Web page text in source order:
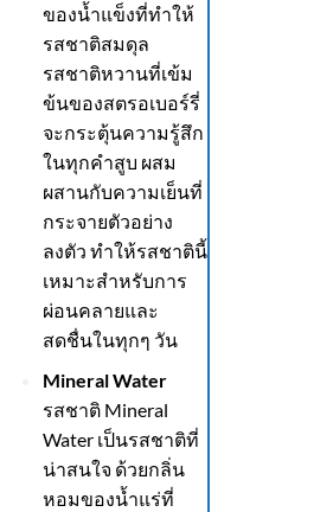
ของน้ำแข็งที่ทำให้
รสชาติสมดุล
รสชาติหวานที่เข้ม
ข้นของสตรอเบอร์รี่
จะกระตุ้นความรู้สึก
ในทุกคำสูบ ผสม
ผสานกับความเย็นที่
กระจายตัวอย่าง
ลงตัว ทำให้รสชาตินี้
เหมาะสำหรับการ
ผ่อนคลายและ
สดชื่นในทุกๆ วัน
Mineral Water
รสชาติ Mineral
Water เป็นรสชาติที่
น่าสนใจ ด้วยกลิ่น
หอมของน้ำแร่ที่